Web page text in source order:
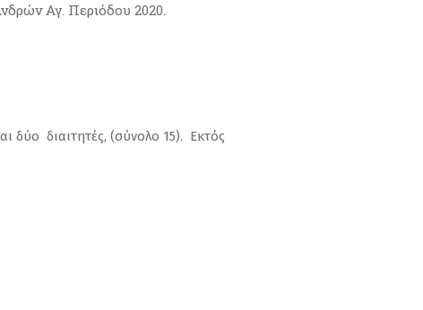
Αγ. Περιόδου 2020.
δύο διαιτητές, (σύνολο 15). Εκτός